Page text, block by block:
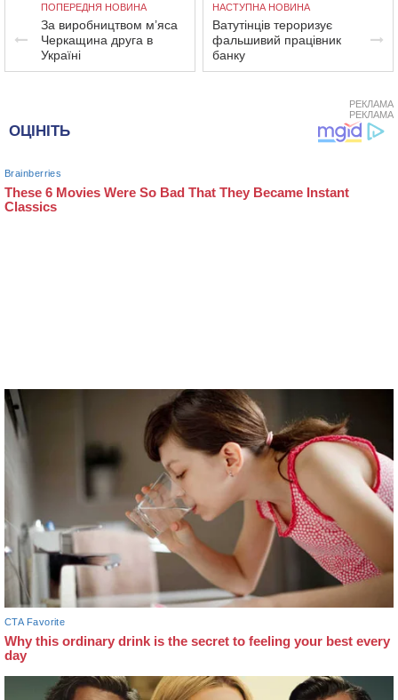
ПОПЕРЕДНЯ НОВИНА
За виробництвом м’яса
Черкащина друга в
Україні
НАСТУПНА НОВИНА
Ватутінців тероризує
фальшивий працівник
банку
РЕКЛАМА
РЕКЛАМА